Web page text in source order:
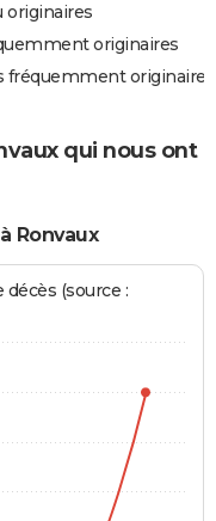
originaires
originaires
originaires
qui nous ont
Ronvaux
(source :